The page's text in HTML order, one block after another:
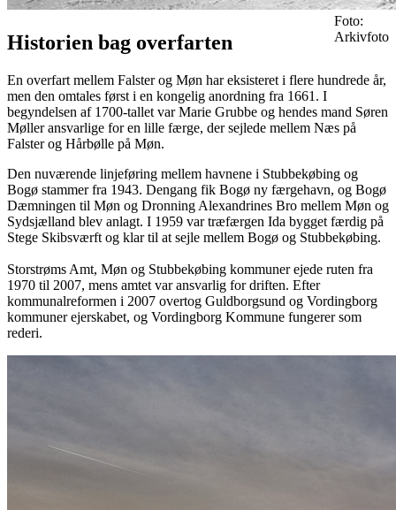
Foto:
Arkivfoto
Historien bag overfarten
En overfart mellem Falster og Møn har eksisteret i flere hundrede år,
men den omtales først i en kongelig anordning fra 1661. I
begyndelsen af 1700-tallet var Marie Grubbe og hendes mand Søren
Møller ansvarlige for en lille færge, der sejlede mellem Næs på
Falster og Hårbølle på Møn.
Den nuværende linjeføring mellem havnene i Stubbekøbing og
Bogø stammer fra 1943. Dengang fik Bogø ny færgehavn, og Bogø
Dæmningen til Møn og Dronning Alexandrines Bro mellem Møn og
Sydsjælland blev anlagt. I 1959 var træfærgen Ida bygget færdig på
Stege Skibsværft og klar til at sejle mellem Bogø og Stubbekøbing.
Storstrøms Amt, Møn og Stubbekøbing kommuner ejede ruten fra
1970 til 2007, mens amtet var ansvarlig for driften. Efter
kommunalreformen i 2007 overtog Guldborgsund og Vordingborg
kommuner ejerskabet, og Vordingborg Kommune fungerer som
rederi.